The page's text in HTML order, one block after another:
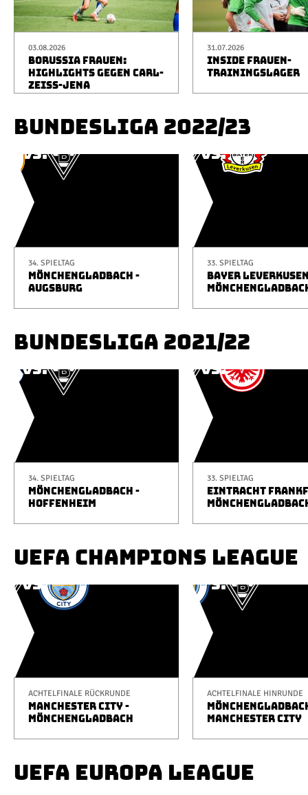
03.08.2026
BORUSSIA FRAUEN:
HIGHLIGHTS GEGEN CARL-
ZEISS-JENA
31.07.2026
INSIDE FRAUEN-
TRAININGSLAGER
BUNDESLIGA 2022/23
34. SPIELTAG
MÖNCHENGLADBACH -
AUGSBURG
33. SPIELTAG
BAYER
BUNDESLIGA 2021/22
34. SPIELTAG
MÖNCHENGLADBACH -
HOFFENHEIM
33. SPIELTAG
EINTRACHT
UEFA CHAMPIONS LEAGUE
ACHTELFINALE RÜCKRUNDE
MANCHESTER CITY -
MÖNCHENGLADBACH
ACHTELFINALE HINRUNDE
MANCHESTER CITY
UEFA EUROPA LEAGUE